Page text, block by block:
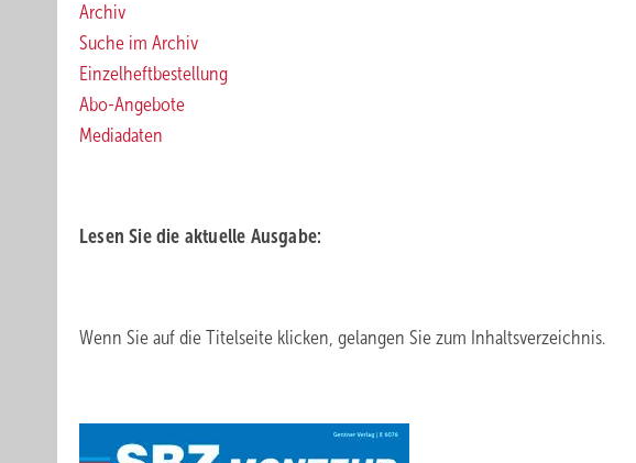
Archiv
Suche im Archiv
Einzelheftbestellung
Abo-Angebote
Mediadaten
Lesen Sie die aktuelle Ausgabe:
Wenn Sie auf die Titelseite klicken, gelangen Sie zum Inhaltsverzeichnis.